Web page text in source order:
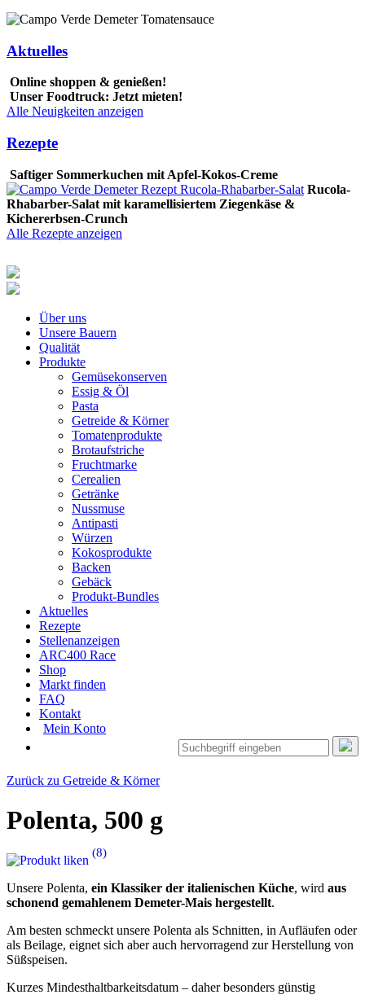
Aktuelles
Online shoppen & genießen!
Unser Foodtruck: Jetzt mieten!
Alle Neuigkeiten anzeigen
Rezepte
Saftiger Sommerkuchen mit Apfel-Kokos-Creme
Rucola-
Rhabarber-Salat mit karamellisiertem Ziegenkäse &
Kichererbsen-Crunch
Alle Rezepte anzeigen
Über uns
Unsere Bauern
Qualität
Produkte
Gemüsekonserven
Essig & Öl
Pasta
Getreide & Körner
Tomatenprodukte
Brotaufstriche
Fruchtmarke
Cerealien
Getränke
Nussmuse
Antipasti
Würzen
Kokosprodukte
Backen
Gebäck
Produkt-Bundles
Aktuelles
Rezepte
Stellenanzeigen
ARC400 Race
Shop
Markt finden
FAQ
Kontakt
Mein Konto
Zurück zu Getreide & Körner
Polenta, 500 g
(8)
Unsere Polenta, ein Klassiker der italienischen Küche, wird aus
schonend gemahlenem Demeter-Mais hergestellt.
Am besten schmeckt unsere Polenta als Schnitten, in Aufläufen oder
als Beilage, eignet sich aber auch hervorragend zur Herstellung von
Süßspeisen.
Kurzes Mindesthaltbarkeitsdatum – daher besonders günstig